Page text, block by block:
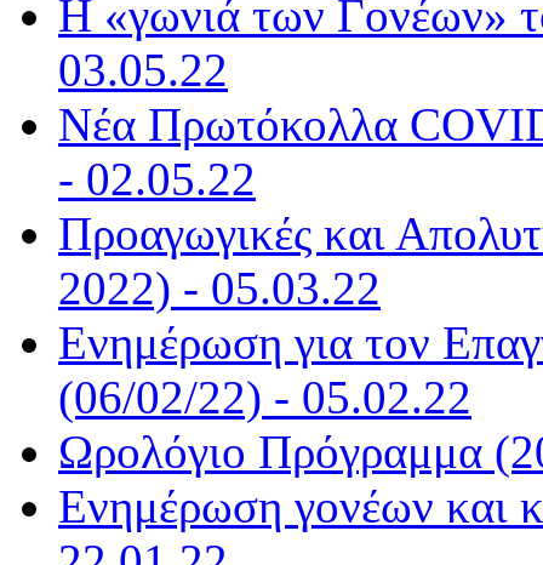
Η «γωνιά των Γονέων»
03.05.22
Νέα Πρωτόκολλα
- 02.05.22
Προαγωγικές και
2022) - 05.03.22
Ενημέρωση για τον
(06/02/22) - 05.02.22
Ωρολόγιο Πρόγραμμα
Ενημέρωση γονέων και